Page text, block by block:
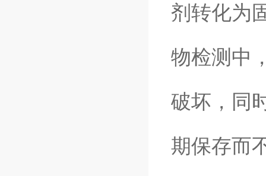
剂转化为
物检测中
破坏，同
期保存而